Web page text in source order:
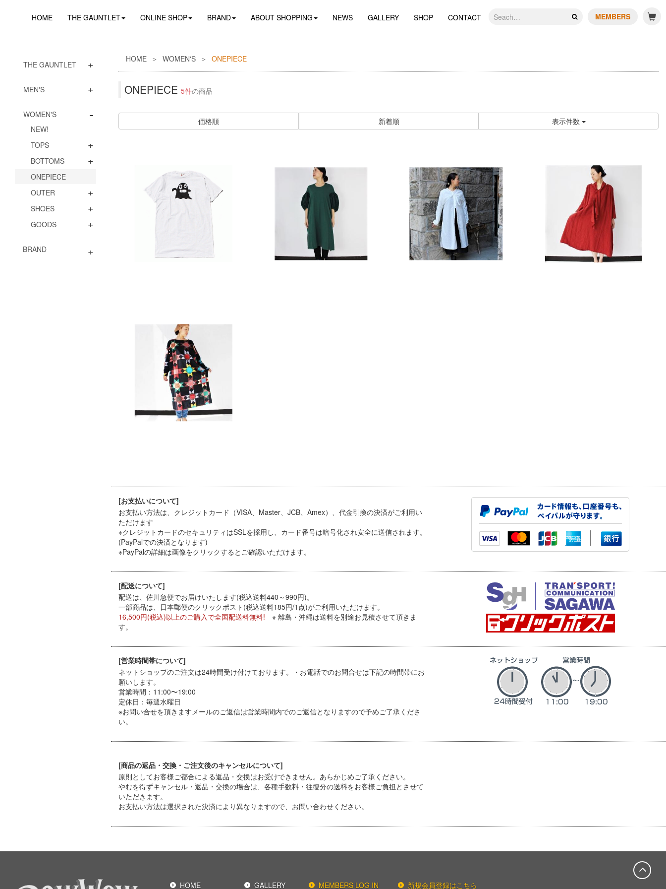
HOME THE GAUNTLET ONLINE SHOP BRAND ABOUT SHOPPING NEWS GALLERY SHOP CONTACT MEMBERS
HOME WOMEN'S ONEPIECE
ONEPIECE 5件の商品
価格順 新着順 表示件数
[お支払いについて]
お支払い方法は、クレジットカード（VISA、Master、JCB、Amex）、代金引換の決済がご利用い
ただけます
※クレジットカードのセキュリティはSSLを採用し、カード番号は暗号化され安全に送信されます。
(PayPalでの決済となります)
※PayPalの詳細は画像をクリックするとご確認いただけます。
[配送について]
配送は、佐川急便でお届けいたします(税込送料440～990円)。
一部商品は、日本郵便のクリックポスト(税込送料185円/1点)がご利用いただけます。
16,500円(税込)以上のご購入で全国配送料無料! ※ 離島・沖縄は送料を別途お見積させて頂きま
す。
[営業時間帯について]
ネットショップのご注文は24時間受け付けております。・お電話でのお問合せは下記の時間帯にお
願いします。
営業時間：11:00〜19:00
定休日：毎週水曜日
※お問い合せを頂きますメールのご返信は営業時間内でのご返信となりますので予めご了承くださ
い。
[商品の返品・交換・ご注文後のキャンセルについて]
原則としてお客様ご都合による返品・交換はお受けできません。あらかじめご了承ください。
やむを得ずキャンセル・返品・交換の場合は、各種手数料・往復分の送料をお客様ご負担とさせて
いただきます。
お支払い方法は選択された決済により異なりますので、お問い合わせください。
THE GAUNTLET +
MEN'S +
WOMEN'S
NEW!
TOPS
+
BOTTOMS +
ONEPIECE
OUTER
+
SHOES +
GOODS +
-
BRAND +
HOME GALLERY MEMBERS LOG IN 新規会員登録はこちら